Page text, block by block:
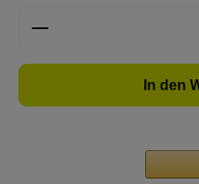
Produkt Anzahl:
In den